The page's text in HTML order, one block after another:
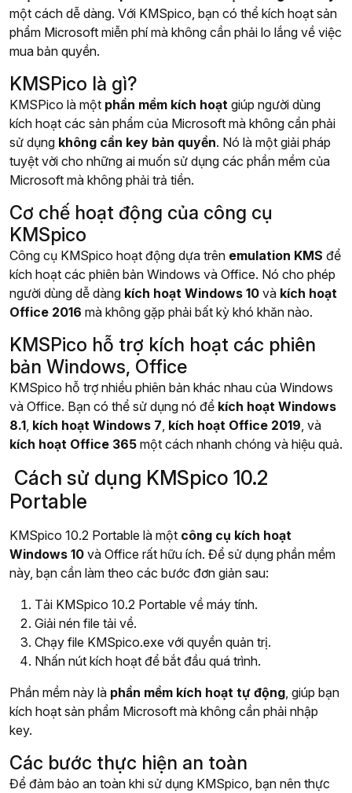
một cách dễ dàng. Với KMSpico, bạn có thể kích hoạt sản
phẩm Microsoft miễn phí mà không cần phải lo lắng về việc
mua bản quyền.
KMSPico là gì?
KMSPico là một phần mềm kích hoạt giúp người dùng
kích hoạt các sản phẩm của Microsoft mà không cần phải
sử dụng không cần key bản quyền. Nó là một giải pháp
tuyệt vời cho những ai muốn sử dụng các phần mềm của
Microsoft mà không phải trả tiền.
Cơ chế hoạt động của công cụ
KMSpico
Công cụ KMSpico hoạt động dựa trên emulation KMS để
kích hoạt các phiên bản Windows và Office. Nó cho phép
người dùng dễ dàng kích hoạt Windows 10 và kích hoạt
Office 2016 mà không gặp phải bất kỳ khó khăn nào.
KMSPico hỗ trợ kích hoạt các phiên
bản Windows, Office
KMSpico hỗ trợ nhiều phiên bản khác nhau của Windows
và Office. Bạn có thể sử dụng nó để kích hoạt Windows
8.1, kích hoạt Windows 7, kích hoạt Office 2019, và
kích hoạt Office 365 một cách nhanh chóng và hiệu quả.
️ Cách sử dụng KMSpico 10.2
Portable
KMSpico 10.2 Portable là một công cụ kích hoạt
Windows 10 và Office rất hữu ích. Để sử dụng phần mềm
này, bạn cần làm theo các bước đơn giản sau:
Tải KMSpico 10.2 Portable về máy tính.
Giải nén file tải về.
Chạy file KMSpico.exe với quyền quản trị.
Nhấn nút kích hoạt để bắt đầu quá trình.
Phần mềm này là phần mềm kích hoạt tự động, giúp bạn
kích hoạt sản phẩm Microsoft mà không cần phải nhập
key.
Các bước thực hiện an toàn
Để đảm bảo an toàn khi sử dụng KMSpico, bạn nên thực